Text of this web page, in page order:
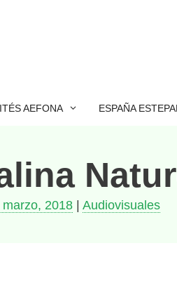
AEFONA ESPAÑA
marzo, 2018 Audiovisuales